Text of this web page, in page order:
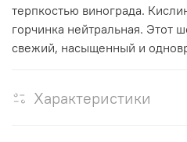
терпкостью винограда.
горчинка нейтральная. Этот
свежий, насыщенный и
Характеристики